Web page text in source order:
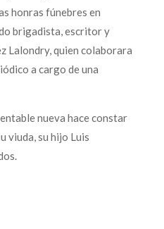
honras fúnebres en
brigadista, escritor y
Lalondry, quien colaborara
a cargo de una
nueva hace constar
viuda, su hijo Luis